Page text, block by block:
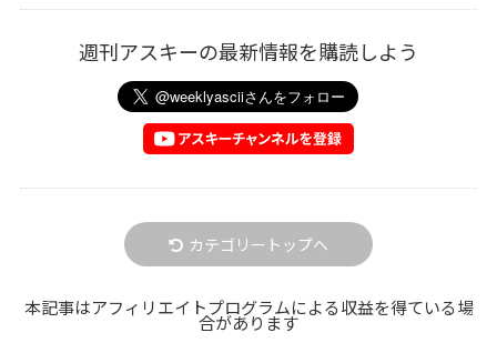
週刊アスキーの最新情報を購読しよう
カテゴリートップへ
本記事はアフィリエイトプログラムによる収益を得ている場
合があります